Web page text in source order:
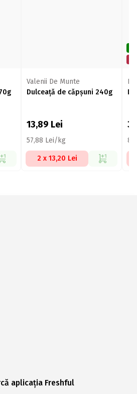
Valenii De Munte
Dulceață de căpșuni 240g
13,89 Lei
57,88 Lei/kg
2 x 13,20 Lei
aplicația Freshful